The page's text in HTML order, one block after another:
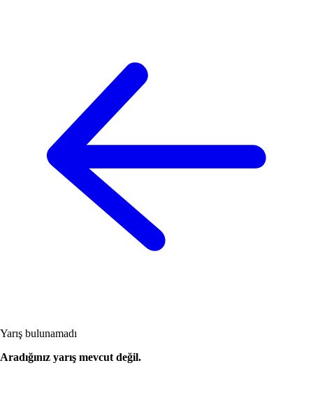
Yarış bulunamadı
Aradığınız yarış mevcut değil.